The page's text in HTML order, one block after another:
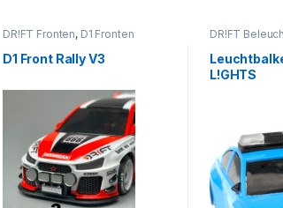
DR!FT Fronten, D1 Fronten
D1 Front Rally V3
DR!FT
L!GHTS